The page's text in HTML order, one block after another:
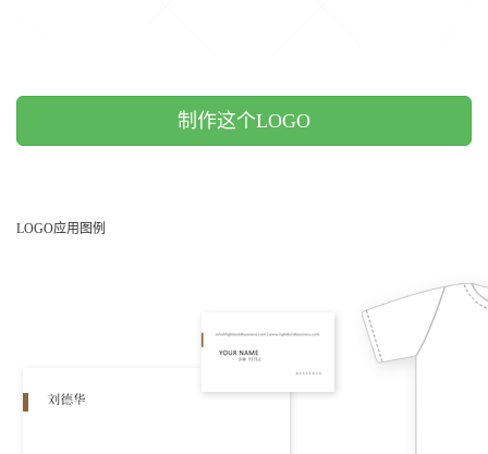
制作这个LOGO
LOGO应用图例